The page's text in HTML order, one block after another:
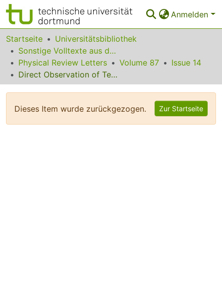
Anmelden
Bereiche & Sammlungen
Das gesamte Repositorium
Statistiken
Startseite
Universitätsbibliothek
Sonstige Volltexte aus dem Bibliotheksangebot
Physical Review Letters
Volume 87
Issue 14
Direct Observation of Terahertz Surface Modes in Nanometer-Sized Liquid Water Pools
Dieses Item wurde zurückgezogen. Zur Startseite